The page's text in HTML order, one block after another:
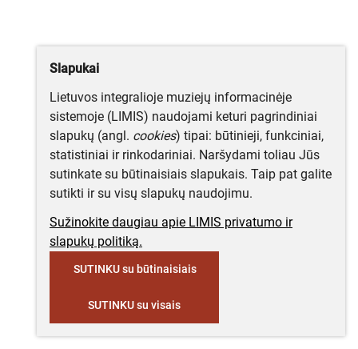
Slapukai
Lietuvos integralioje muziejų informacinėje
sistemoje (LIMIS) naudojami keturi pagrindiniai
slapukų (angl. cookies) tipai: būtinieji, funkciniai,
statistiniai ir rinkodariniai. Naršydami toliau Jūs
sutinkate su būtinaisiais slapukais. Taip pat galite
sutikti ir su visų slapukų naudojimu.
Sužinokite daugiau apie LIMIS privatumo ir
slapukų politiką.
SUTINKU su būtinaisiais
SUTINKU su visais